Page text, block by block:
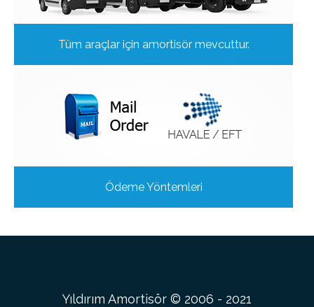
Tüm araçlar için amortisör mevcuttur.
Ödeme Yöntemleri
Yıldırım Amortisör © 2006 - 2021